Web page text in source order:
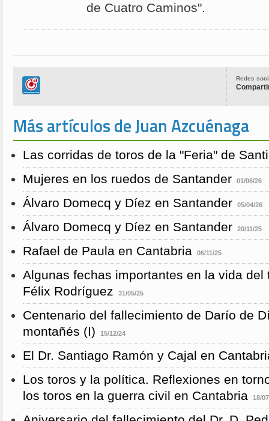
de Cuatro Caminos".
Redes
Más artículos de Juan Azcuénaga
Las corridas de toros de la "Feria" de
Mujeres en los ruedos de Santander
01/06/26
Álvaro Domecq y Díez en Santander 05/04/26
Álvaro Domecq y Díez en Santander 20/11/25
Rafael de Paula en Cantabria 06/11/25
Algunas fechas importantes en la vida del
Félix Rodríguez
31/05/25
Centenario del fallecimiento de Darío de
montañés (I)
15/12/24
El Dr. Santiago Ramón y Cajal en
Los toros y la política. Reflexiones en
los toros en la guerra civil en Cantabria
18/